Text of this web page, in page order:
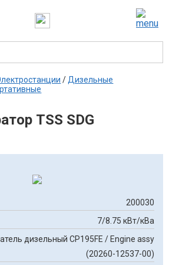
/ Дизельные
TSS SDG
200030
7/8.75 кВт/кВа
дизельный CP195FE / Engine assy
(20260-12537-00)